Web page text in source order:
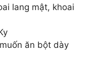
lang mật, khoai
ăn bột dày